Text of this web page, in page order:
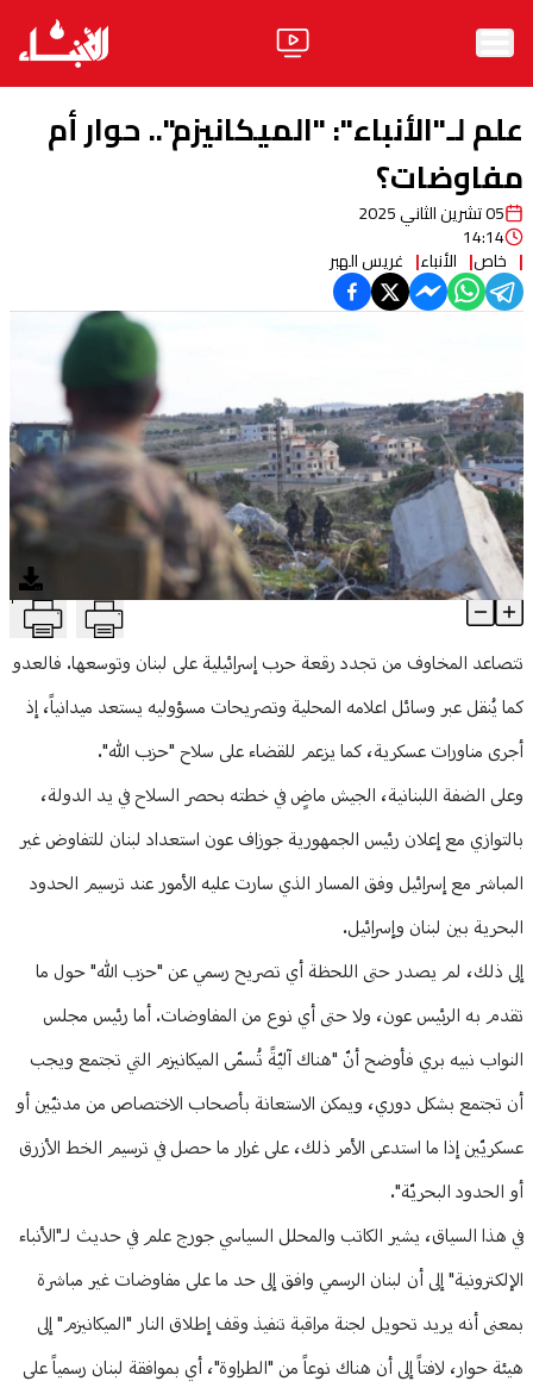
الأخبار
ثقافة ومجتمع
منوعات
آراء
فيديو
مواقف
ابحث
علم لـ"الأنباء": "الميكانيزم".. حوار أم
مفاوضات؟
05 تشرين الثاني 2025
14:14
خاص الأنباء غريس الهبر
علم لـ"الأنباء": "الميكانيزم".. حوار أم مفاوضات؟ T
Article Content
تتصاعد المخاوف من تجدد رقعة حرب إسرائيلية على لبنان وتوسعها. فالعدو
كما يُنقل عبر وسائل اعلامه المحلية وتصريحات مسؤوليه يستعد ميدانياً، إذ
أجرى مناورات عسكرية، كما يزعم للقضاء على سلاح "حزب الله".
وعلى الضفة اللبنانية، الجيش ماضٍ في خطته بحصر السلاح في يد الدولة،
بالتوازي مع إعلان رئيس الجمهورية جوزاف عون استعداد لبنان للتفاوض غير
المباشر مع إسرائيل وفق المسار الذي سارت عليه الأمور عند ترسيم الحدود
البحرية بين لبنان وإسرائيل.
إلى ذلك، لم يصدر حتى اللحظة أي تصريح رسمي عن "حزب الله" حول ما
تقدم به الرئيس عون، ولا حتى أي نوع من المفاوضات. أما رئيس مجلس
النواب نبيه بري فأوضح أنّ "هناك آليّةً تُسمّى الميكانيزم التي تجتمع ويجب
أن تجتمع بشكل دوري، ويمكن الاستعانة بأصحاب الاختصاص من مدنيّين أو
عسكريّين إذا ما استدعى الأمر ذلك، على غرار ما حصل في ترسيم الخط الأزرق
أو الحدود البحريّة".
في هذا السياق، يشير الكاتب والمحلل السياسي جورج علم في حديث لـ"الأنباء
الإلكترونية" إلى أن لبنان الرسمي وافق إلى حد ما على مفاوضات غير مباشرة
بمعنى أنه يريد تحويل لجنة مراقبة تنفيذ وقف إطلاق النار "الميكانيزم" إلى
هيئة حوار، لافتاً إلى أن هناك نوعاً من "الطراوة"، أي بموافقة لبنان رسمياً على